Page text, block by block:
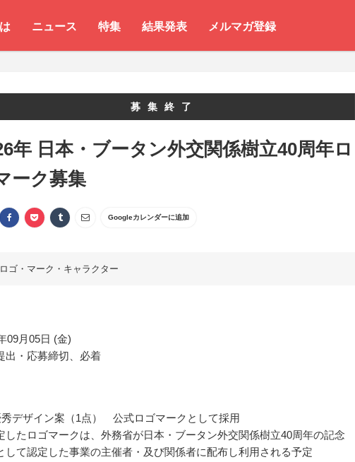
ニュース 特集 結果発表 メルマガ登録
募集終了
年 日本・ブータン外交関係樹立40周年ロ
ーク募集
Googleカレンダーに追加
ロゴ・マーク・キャラクター
09月05日 (金)
出・応募締切、必着
デザイン案（1点） 公式ロゴマークとして採用
したロゴマークは、外務省が日本・ブータン外交関係樹立40周年の記念
して認定した事業の主催者・及び関係者に配布し利用される予定